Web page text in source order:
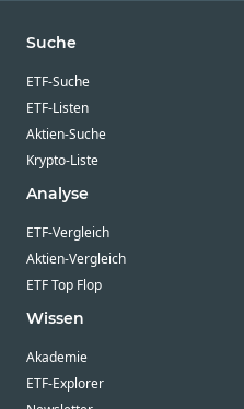
Suche
ETF-Suche
ETF-Listen
Aktien-Suche
Krypto-Liste
Analyse
ETF-Vergleich
Aktien-Vergleich
ETF Top Flop
Wissen
Akademie
ETF-Explorer